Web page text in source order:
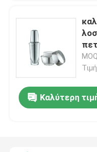
Αρχική Σελίδα
Σχετικά με εμάς
Καλύτερη